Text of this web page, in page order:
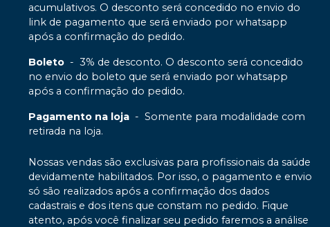
acumulativos. O desconto será concedido no envio do
link de pagamento que será enviado por whatsapp
após a confirmação do pedido.
Boleto - 3% de desconto. O desconto será concedido
no envio do boleto que será enviado por whatsapp
após a confirmação do pedido.
Pagamento na loja - Somente para modalidade com
retirada na loja.
Nossas vendas são exclusivas para profissionais da saúde
devidamente habilitados. Por isso, o pagamento e envio
só são realizados após a confirmação dos dados
cadastrais e dos itens que constam no pedido. Fique
atento, após você finalizar seu pedido faremos a análise